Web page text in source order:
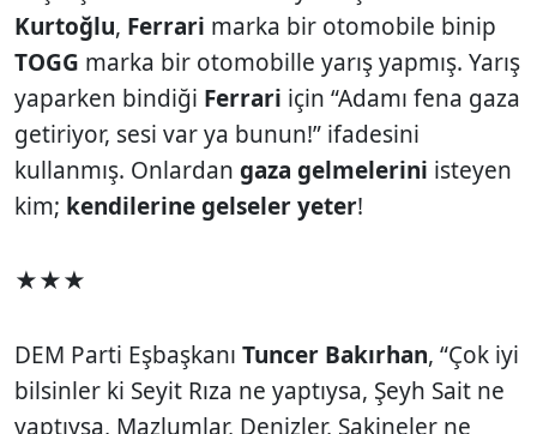
Kurtoğlu, Ferrari marka bir otomobile binip
TOGG marka bir otomobille yarış yapmış. Yarış
yaparken bindiği Ferrari için “Adamı fena gaza
getiriyor, sesi var ya bunun!” ifadesini
kullanmış. Onlardan gaza gelmelerini isteyen
kim; kendilerine gelseler yeter!
★★★
DEM Parti Eşbaşkanı Tuncer Bakırhan, “Çok iyi
bilsinler ki Seyit Rıza ne yaptıysa, Şeyh Sait ne
yaptıysa, Mazlumlar, Denizler, Sakineler ne